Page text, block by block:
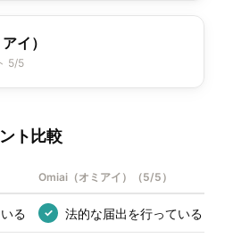
イ）
5/5
ト比較
Omiai（オミアイ） （5/5 ）
る ✓ 法的な届出を行っている